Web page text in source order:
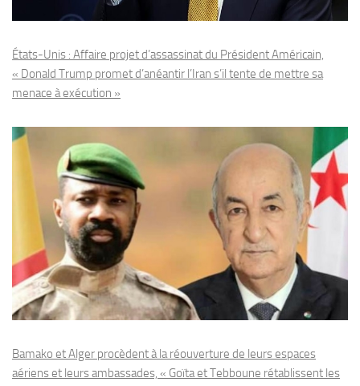
États-Unis : Affaire projet d’assassinat du Président Américain,
« Donald Trump promet d’anéantir l’Iran s’il tente de mettre sa
menace à exécution »
Bamako et Alger procèdent à la réouverture de leurs espaces
aériens et leurs ambassades, « Goïta et Tebboune rétablissent les